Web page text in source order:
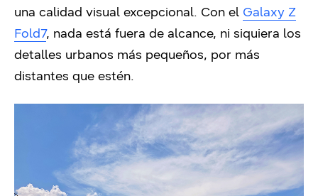
una calidad visual excepcional. Con el Galaxy Z
Fold7, nada está fuera de alcance, ni siquiera los
detalles urbanos más pequeños, por más
distantes que estén.